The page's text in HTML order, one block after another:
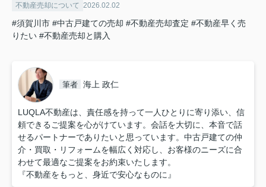
不動産売却について 2026.02.02
#須賀川市 #中古戸建ての売却 #不動産売却査定 #不動産早く売
りたい #不動産売却と購入
筆者 海上 政仁
LUQLA不動産は、責任感を持って一人ひとりに寄り添い、信
頼できるご提案を心がけています。会話を大切に、本音で話
せるパートナーでありたいと思っています。中古戸建ての仲
介・買取・リフォームを幅広く対応し、お客様のニーズに合
わせて最適なご提案をお約束いたします。
『不動産をもっと、身近で安心なものに』